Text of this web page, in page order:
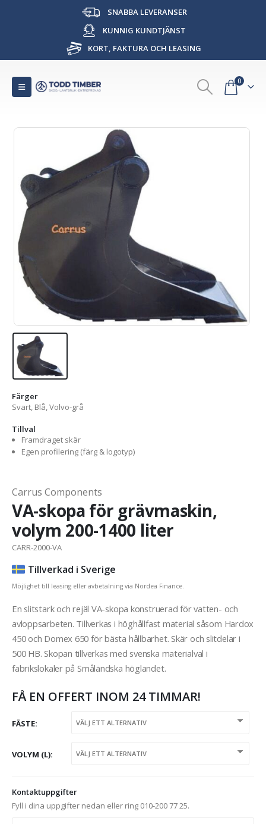
SNABBA LEVERANSER
KUNNIG KUNDTJÄNST
KORT, FAKTURA OCH LEASING
0
Färger
Svart, Blå, Volvo-grå
Tillval
Framdraget skär
Egen profilering (färg & logotyp)
Carrus Components
VA-skopa för grävmaskin,
volym 200-1400 liter
CARR-2000-VA
Tillverkad i Sverige
Möjlighet till leasing eller avbetalning via Nordea Finance.
En slitstark och rejäl VA-skopa konstruerad för vatten- och
avloppsarbeten. Tillverkas i höghållfast material såsom Hardox
450 och Domex 650 för bästa hållbarhet. Skär och slitdelar i
500 HB. Skopan tillverkas med svenska materialval i
fabrikslokaler på Småländska höglandet.
FÅ EN OFFERT INOM 24 TIMMAR!
FÄSTE
VOLYM (L)
Kontaktuppgifter
Fyll i dina uppgifter nedan eller ring 010-200 77 25.